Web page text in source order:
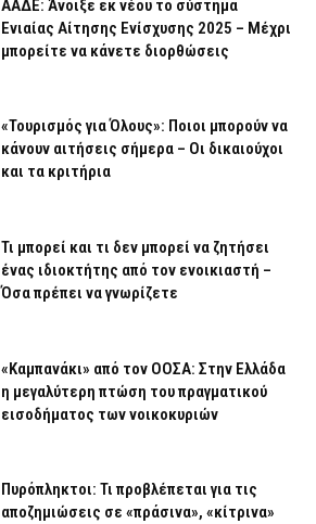
ΑΑΔΕ: Άνοιξε εκ νέου το σύστημα
Ενιαίας Αίτησης Ενίσχυσης 2025 – Μέχρι
μπορείτε να κάνετε διορθώσεις
«Τουρισμός για Όλους»: Ποιοι μπορούν να
κάνουν αιτήσεις σήμερα – Οι δικαιούχοι
και τα κριτήρια
Τι μπορεί και τι δεν μπορεί να ζητήσει
ένας ιδιοκτήτης από τον ενοικιαστή –
Όσα πρέπει να γνωρίζετε
«Καμπανάκι» από τον ΟΟΣΑ: Στην Ελλάδα
η μεγαλύτερη πτώση του πραγματικού
εισοδήματος των νοικοκυριών
Πυρόπληκτοι: Τι προβλέπεται για τις
αποζημιώσεις σε «πράσινα», «κίτρινα»